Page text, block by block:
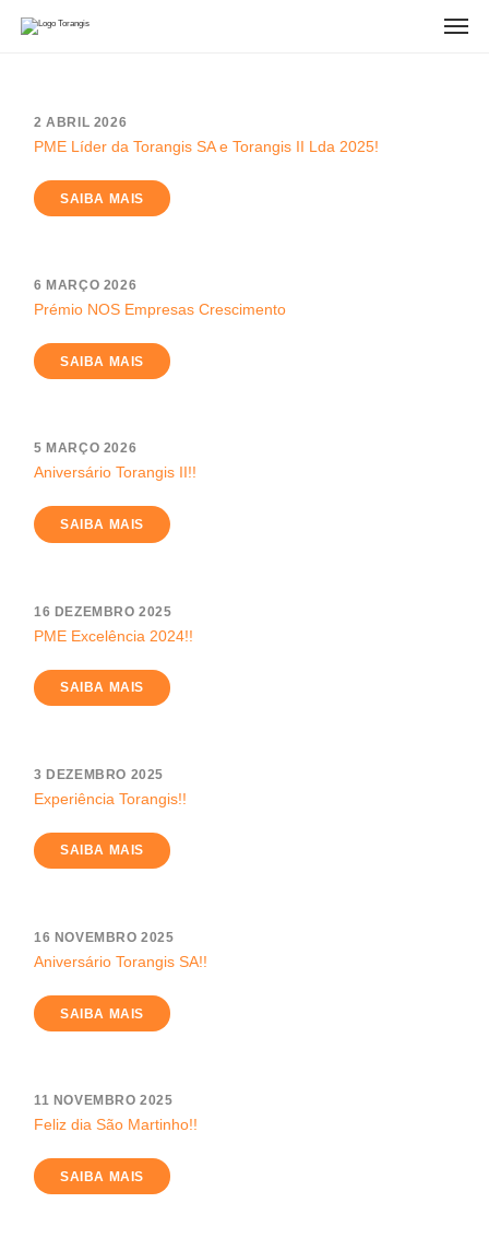
2 ABRIL 2026
PME Líder da Torangis SA e Torangis II Lda 2025!
SAIBA MAIS
6 MARÇO 2026
Prémio NOS Empresas Crescimento
SAIBA MAIS
5 MARÇO 2026
Aniversário Torangis II!!
SAIBA MAIS
16 DEZEMBRO 2025
PME Excelência 2024!!
SAIBA MAIS
3 DEZEMBRO 2025
Experiência Torangis!!
SAIBA MAIS
16 NOVEMBRO 2025
Aniversário Torangis SA!!
SAIBA MAIS
11 NOVEMBRO 2025
Feliz dia São Martinho!!
SAIBA MAIS